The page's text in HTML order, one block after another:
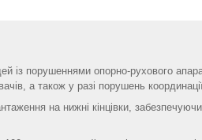
із порушеннями опорно-рухового
а також у разі порушень
на нижні кінцівки, забезпечуючи